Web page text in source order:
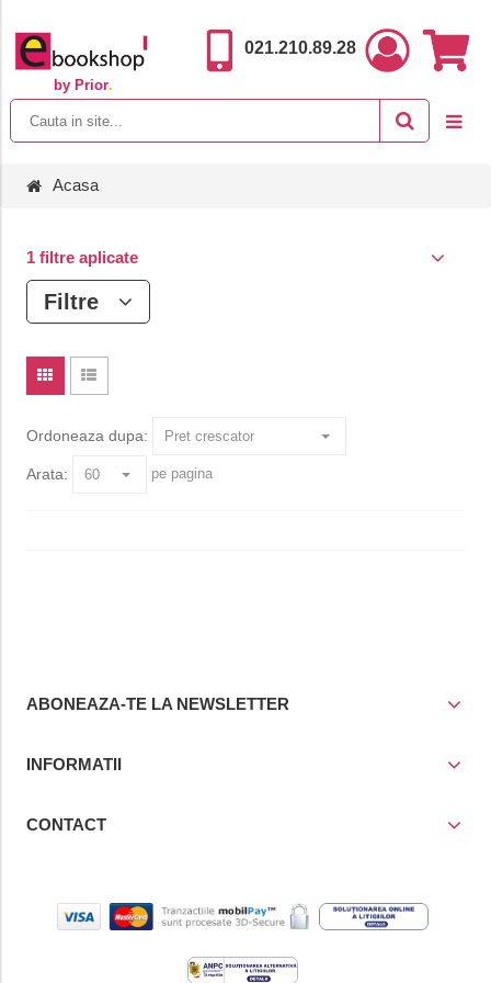
by Prior.
021.210.89.28
Acasa
1 filtre aplicate
Filtre
Ordoneaza dupa:
Arata: pe pagina
ABONEAZA-TE LA NEWSLETTER
INFORMATII
CONTACT